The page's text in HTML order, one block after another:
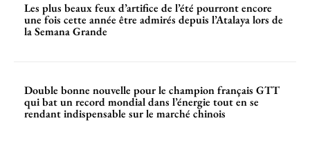
Les plus beaux feux d’artifice de l’été pourront encore
une fois cette année être admirés depuis l’Atalaya lors de
la Semana Grande
Double bonne nouvelle pour le champion français GTT
qui bat un record mondial dans l’énergie tout en se
rendant indispensable sur le marché chinois